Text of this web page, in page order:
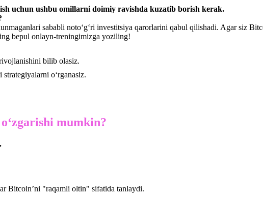
uchun ushbu omillarni doimiy ravishda kuzatib borish kerak.
sababli noto‘g‘ri investitsiya qarorlarini qabul qilishadi. Agar siz
bepul onlayn-treningimizga yoziling!
bilib olasiz.
o‘rganasiz.
mumkin?
Bitcoin’ni "raqamli oltin" sifatida tanlaydi.